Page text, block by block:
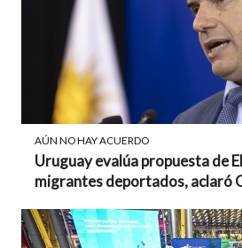
AÚN NO HAY ACUERDO
Uruguay evalúa propuesta de
migrantes deportados, aclaró